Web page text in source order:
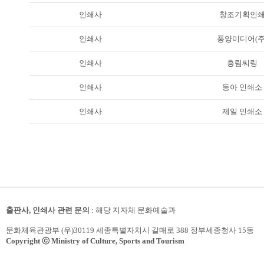
인쇄사 창조기획인
인쇄사 풍양미디어(
인쇄사 흥림씨링
인쇄사 동아 인쇄소
인쇄사 제일 인쇄소
출판사, 인쇄사 관련 문의 : 해당 지자체 문화예술과
문화체육관광부 (우)30119 세종특별자치시 갈매로 388 정부세종청사 15동
Copyright ⓒ Ministry of Culture, Sports and Tourism